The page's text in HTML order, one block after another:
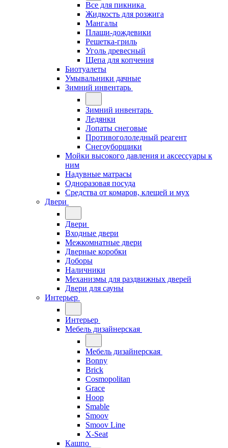
Все для пикника
Жидкость для розжига
Мангалы
Плащи-дождевики
Решетка-гриль
Уголь древесный
Щепа для копчения
Биотуалеты
Умывальники дачные
Зимний инвентарь
Зимний инвентарь
Ледянки
Лопаты снеговые
Противогололедный реагент
Снегоуборщики
Мойки высокого давления и аксессуары к
ним
Надувные матрасы
Одноразовая посуда
Средства от комаров, клещей и мух
Двери
Двери
Входные двери
Межкомнатные двери
Дверные коробки
Доборы
Наличники
Механизмы для раздвижных дверей
Двери для сауны
Интерьер
Интерьер
Мебель дизайнерская
Мебель дизайнерская
Bonny
Brick
Cosmopolitan
Grace
Hoop
Smable
Smoov
Smoov Line
X-Seat
Кашпо